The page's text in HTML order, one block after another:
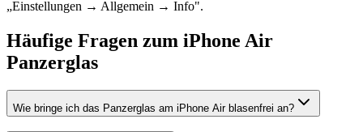
„Einstellungen → Allgemein → Info".
Häufige Fragen zum iPhone Air
Panzerglas
Wie bringe ich das Panzerglas am iPhone Air blasenfrei an?